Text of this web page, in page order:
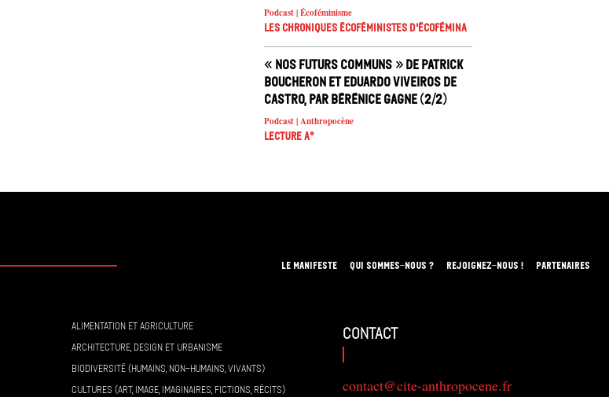
Podcast | Écoféminisme
Les chroniques écoféministes d'ÉcoFémina
« Nos futurs communs » de Patrick
Boucheron et Eduardo Viveiros de
Castro, par Bérénice Gagne (2/2)
Podcast | Anthropocène
Lecture A°
LE MANIFESTE QUI SOMMES-NOUS ? REJOIGNEZ-NOUS ! PARTENAIRES
ALIMENTATION ET AGRICULTURE
ARCHITECTURE, DESIGN ET URBANISME
BIODIVERSITÉ (HUMAINS, NON-HUMAINS, VIVANTS)
CULTURES (ART, IMAGE, IMAGINAIRES, FICTIONS, RÉCITS)
contact
contact@cite-anthropocene.fr